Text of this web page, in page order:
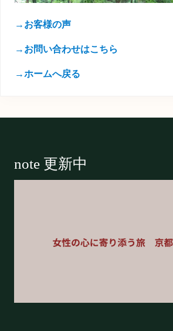
→お客様の声
→お問い合わせはこちら
→ホームへ戻る
note 更新中